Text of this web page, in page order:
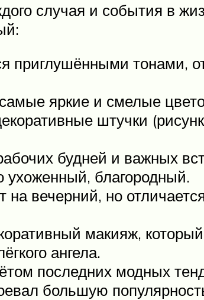
случая и события в
тонами,
яркие и смелые
штучки
будней и важных
благородный.
вечерний, но
макияж, который
ангела.
последних модных
большую